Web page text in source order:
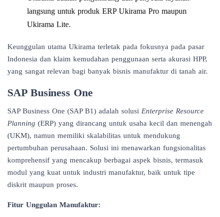
langsung untuk produk ERP Ukirama Pro maupun
Ukirama Lite.
Keunggulan utama Ukirama terletak pada fokusnya pada pasar
Indonesia dan klaim kemudahan penggunaan serta akurasi HPP,
yang sangat relevan bagi banyak bisnis manufaktur di tanah air.
SAP Business One
SAP Business One (SAP B1) adalah solusi Enterprise Resource
Planning (ERP) yang dirancang untuk usaha kecil dan menengah
(UKM), namun memiliki skalabilitas untuk mendukung
pertumbuhan perusahaan. Solusi ini menawarkan fungsionalitas
komprehensif yang mencakup berbagai aspek bisnis, termasuk
modul yang kuat untuk industri manufaktur, baik untuk tipe
diskrit maupun proses.
Fitur Unggulan Manufaktur: